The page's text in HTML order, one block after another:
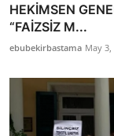
HEKİMSEN
“FAİZSİZ M...
ebubekirbastama May 3,